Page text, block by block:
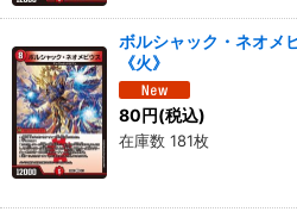
ボルシャック・ネオメ
《火》
80円(税込)
在庫数 181枚